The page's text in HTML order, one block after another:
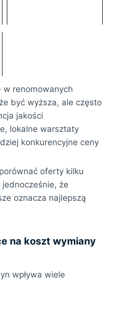
w renomowanych
być wyższa, ale często
jakości
lokalne warsztaty
konkurencyjne ceny
oferty kilku
że
oznacza najlepszą
na koszt wymiany
wpływa wiele